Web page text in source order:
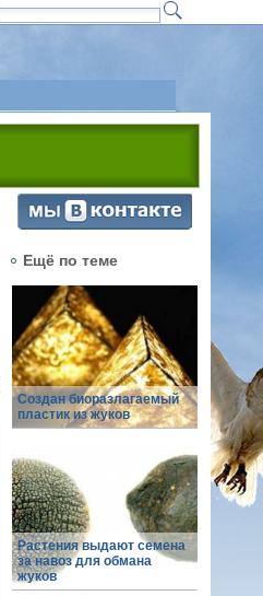
Ещё по теме
Создан биоразлагаемый
пластик из жуков
Растения выдают семена
за навоз для обмана
жуков